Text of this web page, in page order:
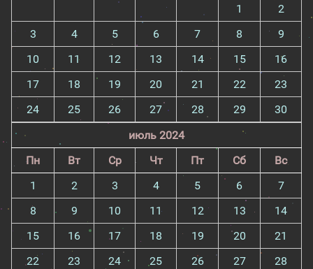
1
2
3
4 5 6 7 8
9
10
11 12 13 14 15
16
17
18 19 20 21 22
23
24
25 26 27 28 29
30
июль 2024
Пн
Вт Ср Чт Пт Сб
Вс
1
2 3 4 5 6
7
8
9 10 11 12 13
14
15
16 17 18 19 20
21
22
23 24 25 26 27
28